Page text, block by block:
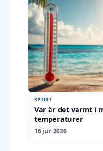
SPORT
Var är det varmt i
temperaturer
16 jun 2026